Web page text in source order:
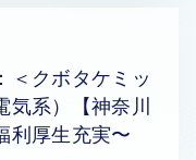
＜クボタケミッ
気系）【神奈川
利厚生充実〜